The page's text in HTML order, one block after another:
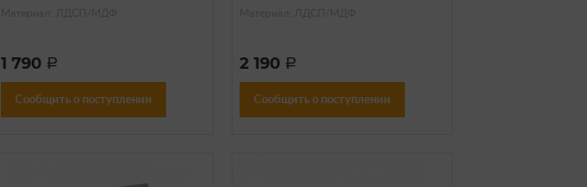
1 790 a
Сообщить о поступлении
2 190 a
Сообщить о поступлении